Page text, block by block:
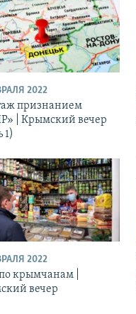
2022
признанием
| Крымский вечер
1)
2022
крымчанам |
вечер